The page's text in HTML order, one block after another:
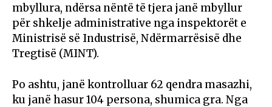
mbyllura, ndërsa nëntë të tjera janë mbyllur
për shkelje administrative nga inspektorët e
Ministrisë së Industrisë, Ndërmarrësisë dhe
Tregtisë (MINT).
Po ashtu, janë kontrolluar 62 qendra masazhi,
ku janë hasur 104 persona, shumica gra. Nga